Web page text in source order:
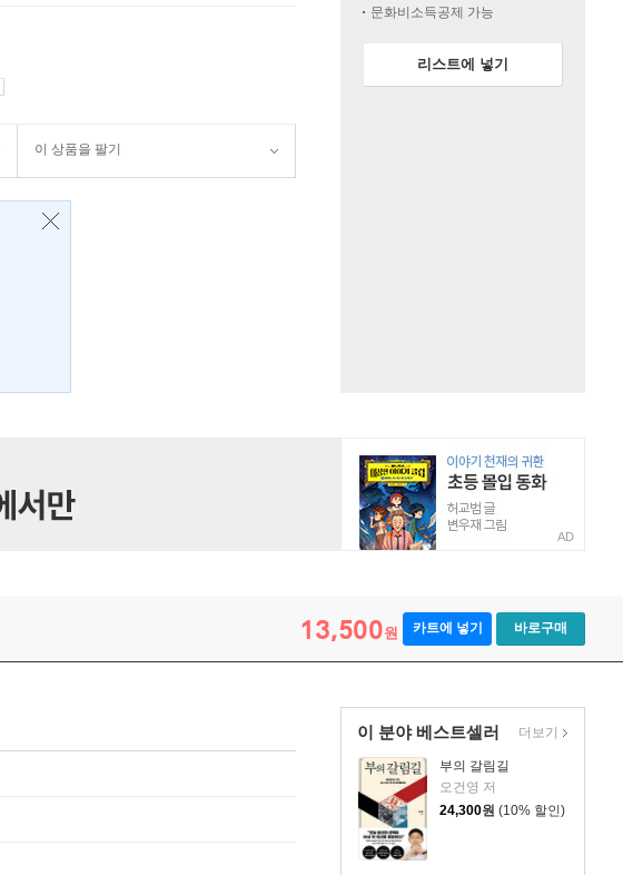
이 상품을 팔기
문화비소득공제 가능
리스트에 넣기
AD
13,500원 카트에 넣기 바로구매
이 분야 베스트셀러
부의 갈림길
오건영 저
24,300원 (10% 할인)
더보기